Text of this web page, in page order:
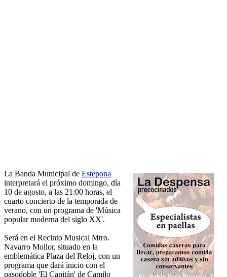
La Banda Municipal de Estepona
interpretará el próximo domingo, día
10 de agosto, a las 21:00 horas, el
cuarto concierto de la temporada de
verano, con un programa de 'Música
popular moderna del siglo XX'.
Será en el Recinto Musical Mtro.
Navarro Mollor, situado en la
emblemática Plaza del Reloj, con un
programa que dará inicio con el
pasodoble 'El Capitán' de Camilo